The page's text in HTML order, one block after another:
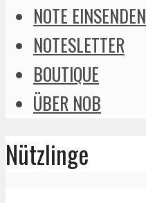
NOTE EINSENDEN
NOTESLETTER
BOUTIQUE
ÜBER NOB
Nützlinge